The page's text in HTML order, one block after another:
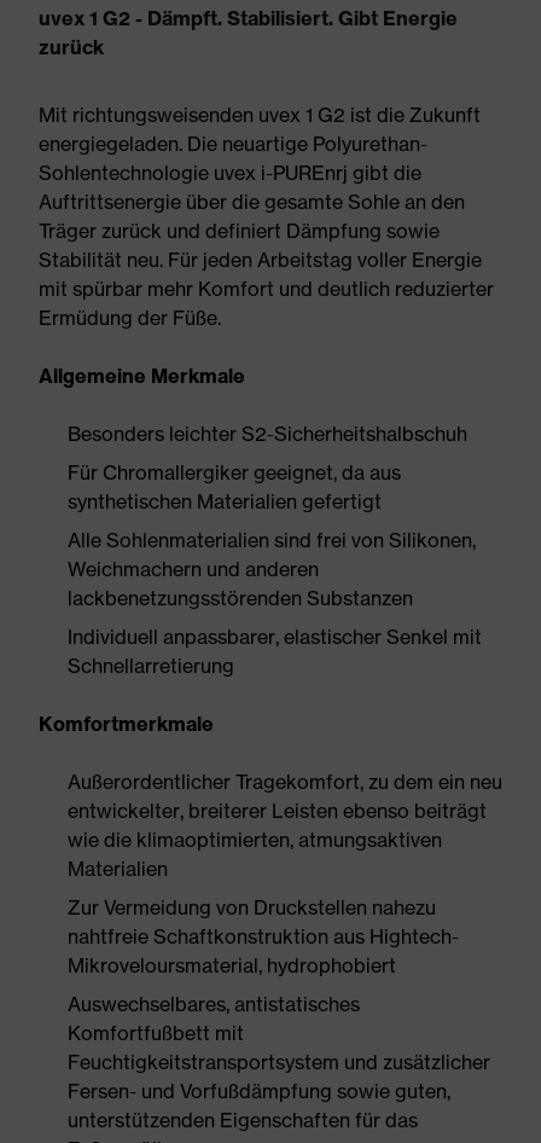
uvex 1 G2 - Dämpft. Stabilisiert. Gibt Energie
zurück
Mit richtungsweisenden uvex 1 G2 ist die Zukunft
energiegeladen. Die neuartige Polyurethan-
Sohlentechnologie uvex i-PUREnrj gibt die
Auftrittsenergie über die gesamte Sohle an den
Träger zurück und definiert Dämpfung sowie
Stabilität neu. Für jeden Arbeitstag voller Energie
mit spürbar mehr Komfort und deutlich reduzierter
Ermüdung der Füße.
Allgemeine Merkmale
Besonders leichter S2-Sicherheitshalbschuh
Für Chromallergiker geeignet, da aus
synthetischen Materialien gefertigt
Alle Sohlenmaterialien sind frei von Silikonen,
Weichmachern und anderen
lackbenetzungsstörenden Substanzen
Individuell anpassbarer, elastischer Senkel mit
Schnellarretierung
Komfortmerkmale
Außerordentlicher Tragekomfort, zu dem ein neu
entwickelter, breiterer Leisten ebenso beiträgt
wie die klimaoptimierten, atmungsaktiven
Materialien
Zur Vermeidung von Druckstellen nahezu
nahtfreie Schaftkonstruktion aus Hightech-
Mikroveloursmaterial, hydrophobiert
Auswechselbares, antistatisches
Komfortfußbett mit
Feuchtigkeitstransportsystem und zusätzlicher
Fersen- und Vorfußdämpfung sowie guten,
unterstützenden Eigenschaften für das